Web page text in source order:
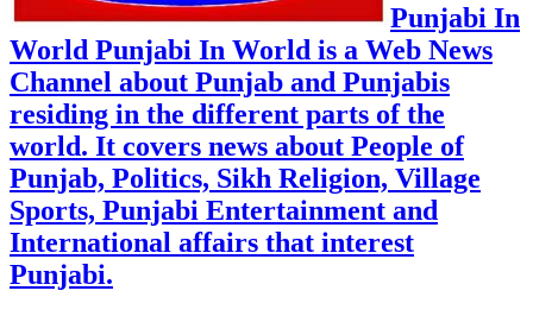
Punjabi In
World Punjabi In World is a Web News
Channel about Punjab and Punjabis
residing in the different parts of the
world. It covers news about People of
Punjab, Politics, Sikh Religion, Village
Sports, Punjabi Entertainment and
International affairs that interest
Punjabi.